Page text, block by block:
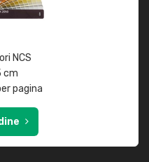
NCS
cm
pagina